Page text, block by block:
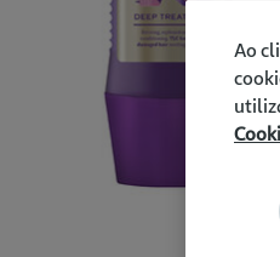
Ao